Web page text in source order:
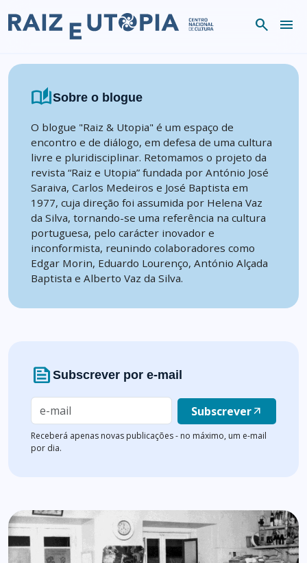
search menu
auto_storiesSobre o blogue
O blogue "Raiz & Utopia" é um espaço de
encontro e de diálogo, em defesa de uma cultura
livre e pluridisciplinar. Retomamos o projeto da
revista “Raiz e Utopia” fundada por António José
Saraiva, Carlos Medeiros e José Baptista em
1977, cuja direção foi assumida por Helena Vaz
da Silva, tornando-se uma referência na cultura
portuguesa, pelo carácter inovador e
inconformista, reunindo colaboradores como
Edgar Morin, Eduardo Lourenço, António Alçada
Baptista e Alberto Vaz da Silva.
news Subscrever por e-mail
Subscreverarrow_outward
Receberá apenas novas publicações - no máximo, um e-mail
por dia.
Lista de artigos